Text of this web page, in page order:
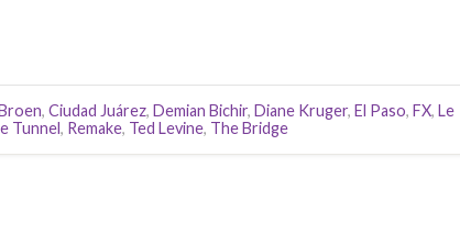
, Ciudad Juárez, Demian Bichir, Diane Kruger, El Paso, FX, Le
Tunnel, Remake, Ted Levine, The Bridge